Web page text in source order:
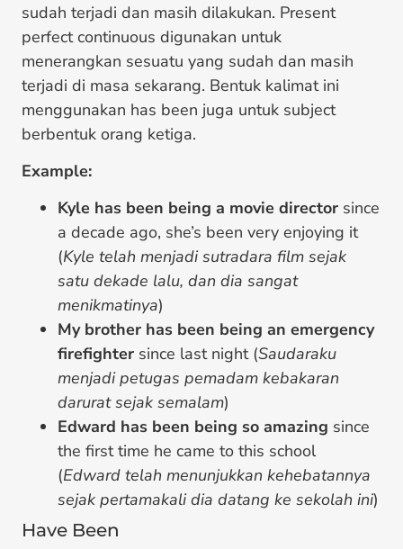
sudah terjadi dan masih dilakukan. Present
perfect continuous digunakan untuk
menerangkan sesuatu yang sudah dan masih
terjadi di masa sekarang. Bentuk kalimat ini
menggunakan has been juga untuk subject
berbentuk orang ketiga.
Example:
Kyle has been being a movie director since
a decade ago, she’s been very enjoying it
(Kyle telah menjadi sutradara film sejak
satu dekade lalu, dan dia sangat
menikmatinya)
My brother has been being an emergency
firefighter since last night (Saudaraku
menjadi petugas pemadam kebakaran
darurat sejak semalam)
Edward has been being so amazing since
the first time he came to this school
(Edward telah menunjukkan kehebatannya
sejak pertamakali dia datang ke sekolah ini)
Have Been